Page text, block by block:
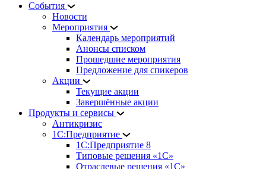
События
Новости
Мероприятия
Календарь мероприятий
Анонсы списком
Прошедшие мероприятия
Предложение для спикеров
Акции
Текущие акции
Завершённые акции
Продукты и сервисы
Антикризис
1С:Предприятие
1С:Предприятие 8
Типовые решения «1С»
Отраслевые решения «1С»